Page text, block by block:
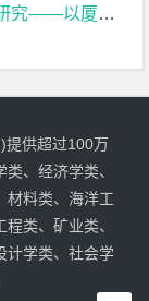
区为例文献综述
提供超过100万
、经济学类、
材料类、海洋工
类、矿业类、
计学类、社会学